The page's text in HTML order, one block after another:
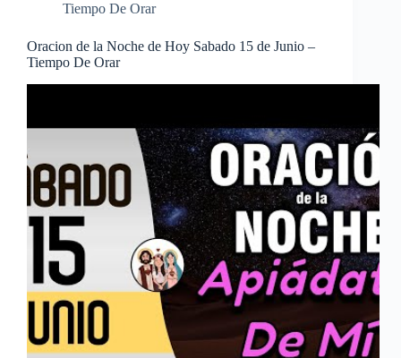
Tiempo De Orar
Oracion de la Noche de Hoy Sabado 15 de Junio –
Tiempo De Orar